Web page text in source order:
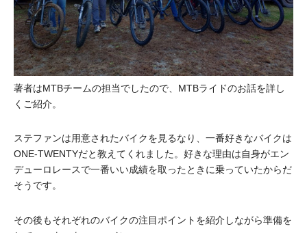
著者はMTBチームの担当でしたので、MTBライドのお話を詳し
くご紹介。
ステファンは用意されたバイクを見るなり、一番好きなバイクは
ONE-TWENTYだと教えてくれました。好きな理由は自身がエン
デューロレースで一番いい成績を取ったときに乗っていたからだ
そうです。
その後もそれぞれのバイクの注目ポイントを紹介しながら準備を